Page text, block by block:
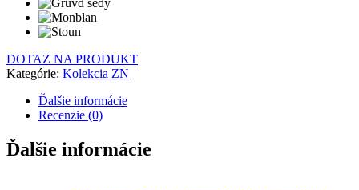
DOTAZ NA PRODUKT
Kategórie: Kolekcia ZN
Ďalšie informácie
Recenzie (0)
Ďalšie informácie